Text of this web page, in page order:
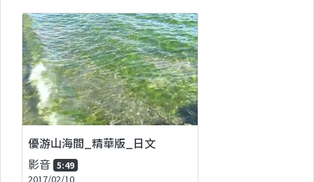
優游山海間_精華版_日文
影音 5:49
2017/02/10